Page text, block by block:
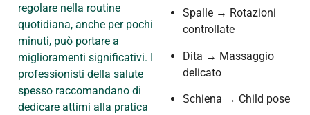
regolare nella routine
quotidiana, anche per pochi
minuti, può portare a
miglioramenti significativi. I
professionisti della salute
spesso raccomandano di
dedicare attimi alla pratica
Spalle → Rotazioni
controllate
Dita → Massaggio
delicato
Schiena → Child pose